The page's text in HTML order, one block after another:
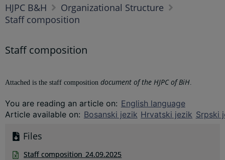
HJPC B&H
Organizational Structure
Staff composition
Staff composition
Attached is the staff composition document of the HJPC of BiH.
You are reading an article on: English language
Article available on: Bosanski jezik Hrvatski jezik Srpski
Files
Staff composition_24.09.2025